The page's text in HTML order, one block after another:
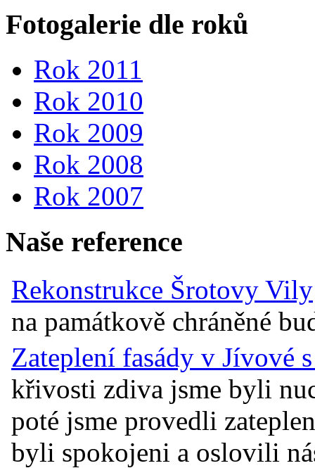
Fotogalerie dle roků
Rok 2011
Rok 2010
Rok 2009
Rok 2008
Rok 2007
Naše reference
Rekonstrukce Šrotovy Vily
na památkově chráněné
Zateplení fasády v Jívové
křivosti zdiva jsme byli
poté jsme provedli
byli spokojeni a oslovili